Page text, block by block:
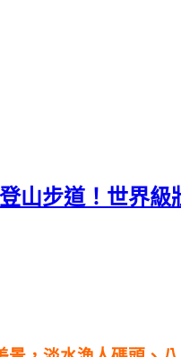
山步道！世界級